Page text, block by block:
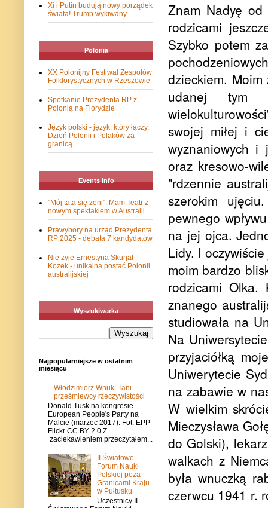
Znam Nadyę
rodzicami
Szybko potem
dzieckiem.
udanej tym
swojej miłej i
wyznaniowych i
oraz kresowo-
"rdzennie
szerokim
pewnego
na jej ojca.
Lidy. I
moim bardzo
rodzicami
znanego
studiowała na
Na
przyjaciółką
Uniwerytecie
na zabawie w
W wielkim
Mieczysława
do Golski),
walkach z
była wnuczką
czerwcu 1941 r.
Xi i Putin budują nowy porządek
świata! Trump wykiwany
Polonia
XX Polonijny Festiwal Zespołów
Folklorystycznych w Rzeszowie
Spotkanie Prezydenta RP z
Polonią na Florydzie
Język polski - język, który łączy.
Dzień Polonii i Polaków za
granicą
Events Info
"Mój tata się żeni". Mam Teatr z
nowym spektaklem w Australii
Prawybory na urząd Prezydenta
RP 2025 - debata 7 kandydatów
Nie żyje Ernestyna Skurjat-
Kozek - unikalna postać Polonii
australijskiej
Wyszukiwarka
Najpopularniejsze w ostatnim
miesiącu
Włodzimierz Wnuk: Tani
prześmiewcy rzeczywistości
Donald Tusk na kongresie
European People's Party na
Malcie (marzec 2017). Fot. EPP
Flickr CC BY 2.0 Z
zaciekawieniem przeczytałem...
II Światowe
Forum Nauki
Polskiej poza
Granicami Kraju
w Pułtusku
Uczestnicy II